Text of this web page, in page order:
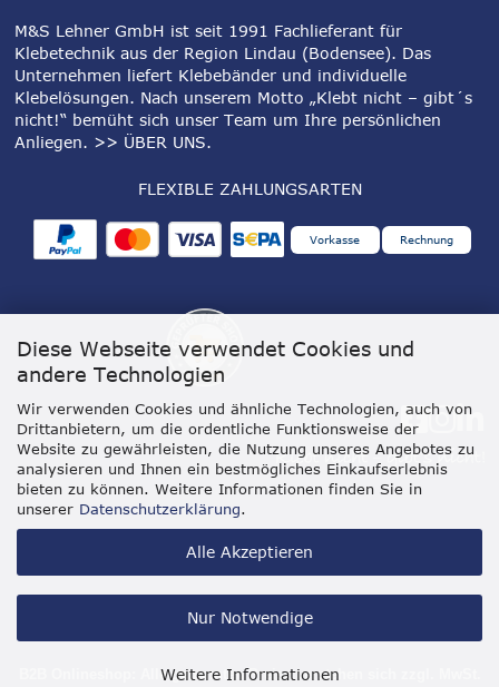
Diese Webseite verwendet Cookies und
andere Technologien
Wir verwenden Cookies und ähnliche Technologien, auch von
Drittanbietern, um die ordentliche Funktionsweise der
Website zu gewährleisten, die Nutzung unseres Angebotes zu
analysieren und Ihnen ein bestmögliches Einkaufserlebnis
bieten zu können. Weitere Informationen finden Sie in
unserer Datenschutzerklärung.
Alle Akzeptieren
Nur Notwendige
Weitere Informationen
M&S Lehner GmbH ist seit 1991 Fachlieferant für
Klebetechnik aus der Region Lindau (Bodensee). Das
Unternehmen liefert Klebebänder und individuelle
Klebelösungen. Nach unserem Motto „Klebt nicht – gibt´s
nicht!“ bemüht sich unser Team um Ihre persönlichen
Anliegen. >> ÜBER UNS.
FLEXIBLE ZAHLUNGSARTEN
Vorkasse Rechnung
B2B Onlineshop: Alle genannten Preise verstehen sich zzgl. MwSt.